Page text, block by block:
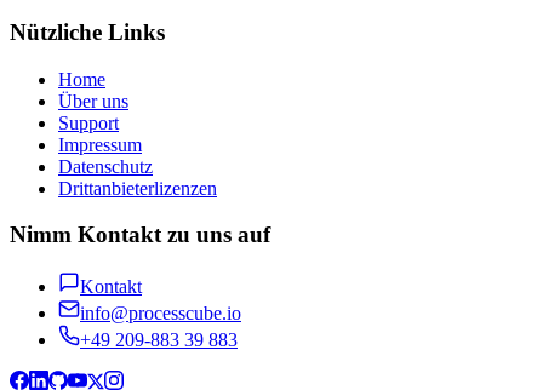
Nützliche Links
Home
Über uns
Support
Impressum
Datenschutz
Drittanbieterlizenzen
Nimm Kontakt zu uns auf
Kontakt
info@processcube.io
+49 209-883 39 883